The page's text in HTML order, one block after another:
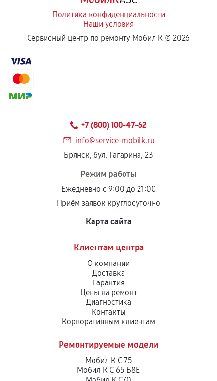
Политика конфиденциальности
Наши условия
Сервисный центр по ремонту Мобил К © 2026
+7 (800) 100-47-62
info@service-mobilk.ru
Брянск, бул. Гагарина, 23
Режим работы
Ежедневно с 9:00 до 21:00
Приём заявок круглосуточно
Карта сайта
Клиентам центра
О компании
Доставка
Гарантия
Цены на ремонт
Диагностика
Контакты
Корпоративным клиентам
Ремонтируемые модели
Мобил К С 75
Мобил К С 65 Б8Е